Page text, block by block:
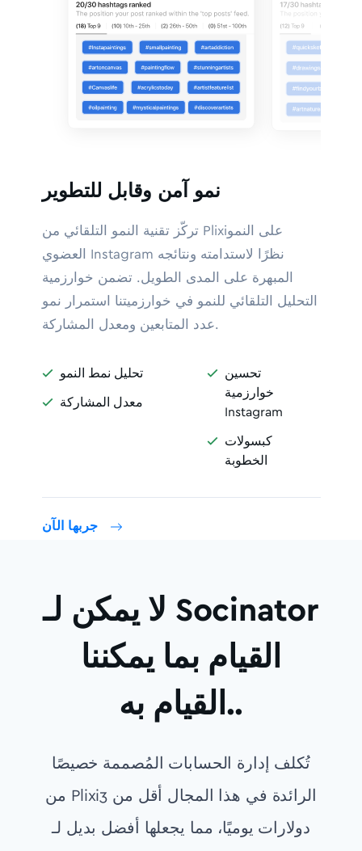
نمو آمن وقابل للتطوير
تركّز تقنية النمو التلقائي من Plixiعلى النمو
العضوي Instagram نظرًا لاستدامته ونتائجه
المبهرة على المدى الطويل. تضمن خوارزمية
التحليل التلقائي للنمو في خوارزميتنا استمرار نمو
عدد المتابعين ومعدل المشاركة.
 تحليل نمط النمو
 معدل المشاركة

تحسين
خوارزمية
Instagram

كبسولات
الخطوبة
لا يمكن لـ Socinator
القيام بما يمكننا
القيام به..
تُكلف إدارة الحسابات المُصممة خصيصًا
من Plixiالرائدة في هذا المجال أقل من 3
دولارات يوميًا، مما يجعلها أفضل بديل لـ